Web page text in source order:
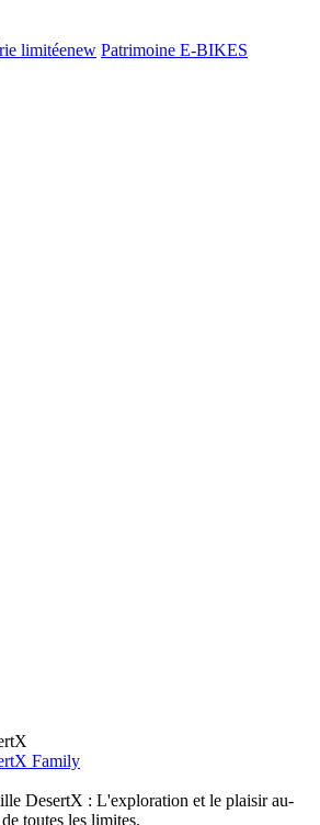
limitéenew Patrimoine E-BIKES
Family
DesertX : L'exploration et le plaisir au-
toutes les limites.